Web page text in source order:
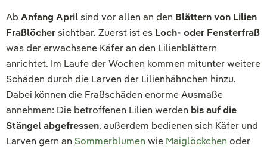
Ab Anfang Aprilsind vor allen an den Blättern von Lilien
Fraßlöchersichtbar. Zuerst ist es Loch- oder Fensterfraß
was der erwachsene Käfer an den Lilienblättern
anrichtet. Im Laufe der Wochen kommen mitunter weitere
Schäden durch die Larven der Lilienhähnchen hinzu.
Dabei können die Fraßschäden enorme Ausmaße
annehmen: Die betroffenen Lilien werden bis auf die
Stängel abgefressen, außerdem bedienen sich Käfer und
Larven gern an Sommerblumen wie Maiglöckchen oder